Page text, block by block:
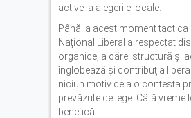
active la alegerile locale.
Până la acest moment tactica
Naţional Liberal a respectat
organice, a cărei structură şi
înglobează şi contribuţia
niciun motiv de a o contesta
prevăzute de lege. Câtă vreme
benefică.